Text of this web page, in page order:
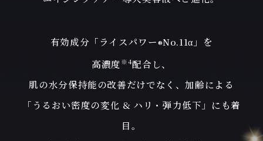
有効成分「ライスパワー®No.11α」を
高濃度※4配合し、
肌の水分保持能の改善だけでなく、加齢による
「うるおい密度の変化 & ハリ・弾力低下」にも着
目。